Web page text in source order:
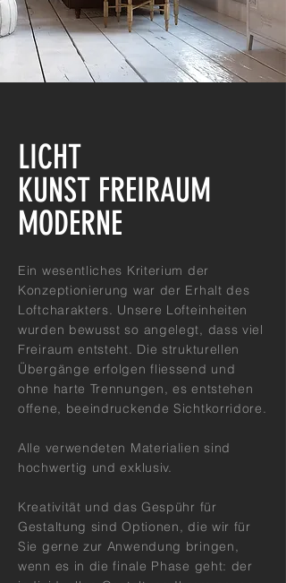
LICHT
KUNST FREIRAUM
MODERNE
Ein wesentliches Kriterium der
Konzeptionierung war der Erhalt des
Loftcharakters. Unsere Lofteinheiten
wurden bewusst so angelegt, dass viel
Freiraum entsteht. Die strukturellen
Übergänge erfolgen fliessend und
ohne harte Trennungen, es entstehen
offene, beeindruckende Sichtkorridore.
Alle verwendeten Materialien sind
hochwertig und exklusiv.
Kreativität und das Gespühr für
Gestaltung sind Optionen, die wir für
Sie gerne zur Anwendung bringen,
wenn es in die finale Phase geht: der